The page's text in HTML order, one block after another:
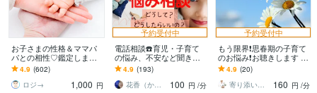
お子さまの性格＆ママパ
パとの相性♡鑑定します
子育って大変！でも、マ
マ◎パパ◎に知っておい
てほしいこと☆彡
4.9 (602)
ロジ→
1,000 円
予約受付中
電話相談☎️育児・子育て
の悩み、不安など聞きま
す ✅勉強/習い事/しつけ/
健康/発達/ママ友/解決に導
きます！
4.9 (193)
花香（かこ）
100 円 /分
予約受付中
もう限界❗️思春期の子育て
のお悩み❗️お聴きします 中
学校教師が思春期の子育
てのお悩みを聴きます❗️
4.9 (20)
寄り添い教師カウンセラー Qooちー
160 円 /分